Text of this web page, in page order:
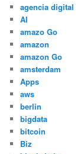
agencia digital
AI
amazo Go
amazon
amazon Go
amsterdam
Apps
aws
berlin
bigdata
bitcoin
Biz